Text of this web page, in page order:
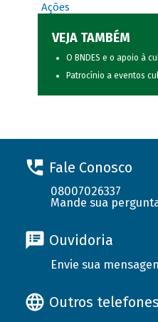
Ações
VEJA TAMBÉM
O BNDES e o apoio à
Patrocínio a eventos
Fale Conosco
08007026337
Mande sua
Ouvidoria
Envie sua
Outros